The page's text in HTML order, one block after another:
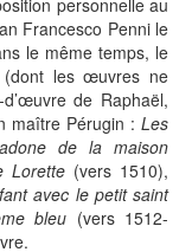
personnelle au
Francesco Penni le
le même temps, le
(dont les œuvres ne
de Raphaël,
maître Pérugin : Les
de la maison
Lorette(vers 1510),
avec le petit saint
bleu (vers 1512-